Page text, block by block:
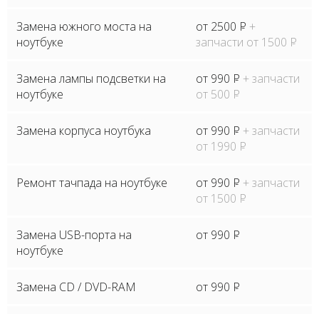
Замена южного моста на
ноутбуке
от 2500 P +
запчасти от 1500 P
Замена лампы подсветки на
ноутбуке
от 990 P + запчасти
от 500 P
Замена корпуса ноутбука от 990 P + запчасти
от 1990 P
Ремонт тачпада на ноутбуке от 990 P + запчасти
от 1500 P
Замена USB-порта на
ноутбуке
от 990 P
Замена CD / DVD-RAM от 990 P